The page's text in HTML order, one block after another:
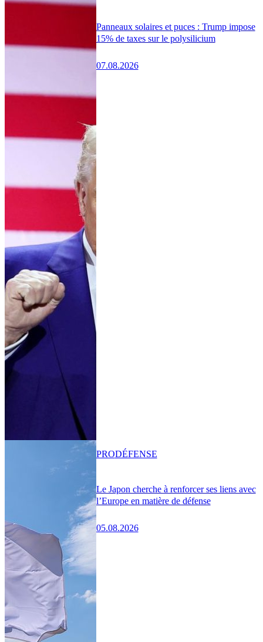
Panneaux solaires et puces : Trump impose
15% de taxes sur le polysilicium
07.08.2026
Le Japon cherche à renforcer ses liens avec
l’Europe en matière de défense
05.08.2026
PRODÉFENSE